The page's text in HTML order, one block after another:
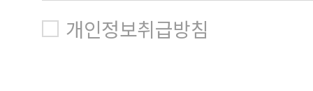
개인정보취급방침